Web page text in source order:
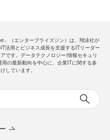
」（エンタープライズジン）は、翔泳社が
活用とビジネス成長を支援するITリーダー
です。データテクノロジー/情報セキュリ
用の最新動向を中心に、企業ITに関する多
しています。